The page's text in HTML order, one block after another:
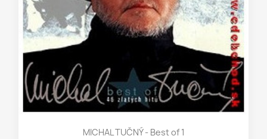
MICHAL TUČNÝ - Best of 1